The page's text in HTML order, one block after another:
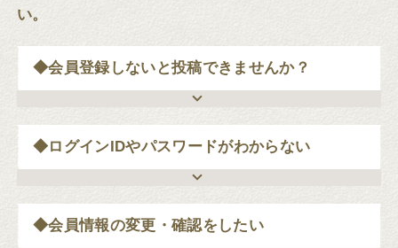
い。
◆会員登録しないと投稿できませんか？
◆ログインIDやパスワードがわからない
◆会員情報の変更・確認をしたい